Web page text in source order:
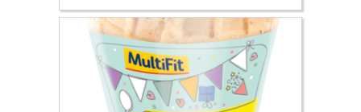
10.19 €